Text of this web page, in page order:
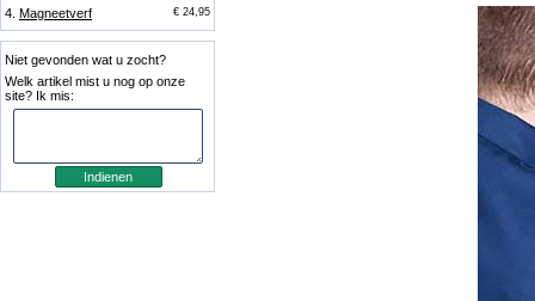
4. Magneetverf € 24,95
Niet gevonden wat u zocht?
Welk artikel mist u nog op onze
site? Ik mis: